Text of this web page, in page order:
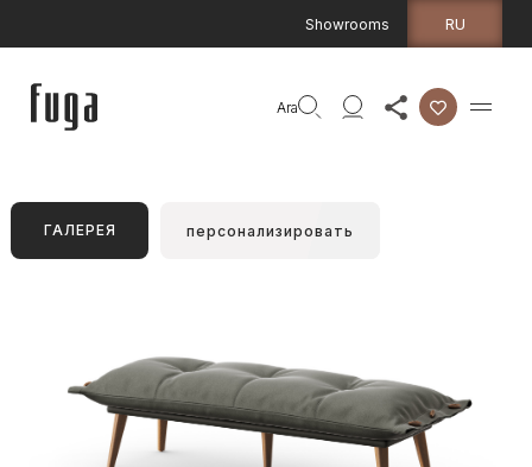
Showrooms RU
Ara
ГАЛЕРЕЯ персонализировать